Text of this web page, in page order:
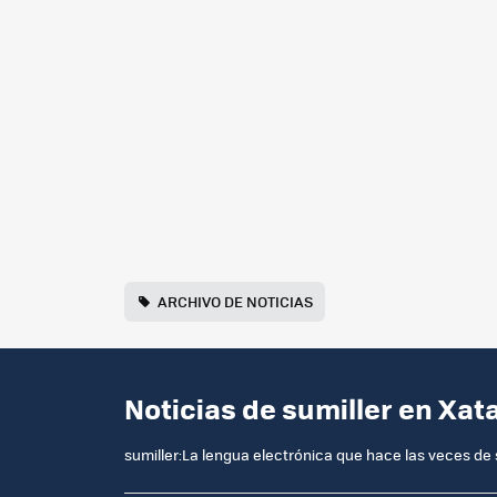
ARCHIVO DE NOTICIAS
Noticias de sumiller en
sumiller:La lengua electrónica que hace las veces de